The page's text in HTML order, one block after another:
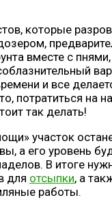
которые
вместе с
и все
потратиться на
так делать!
участок
а его уровень
В итоге
для отсыпки, а
работы.